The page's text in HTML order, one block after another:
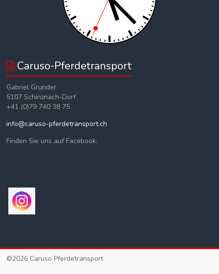
Caruso-Pferdetransport
Gabriel Grunder
5107 Schinznach-Dorf
+41 (0)79 740 38 75
info@caruso-pferdetransport.ch
Finden Sie uns auf Facebook:
©2026 Caruso Pferdetransport